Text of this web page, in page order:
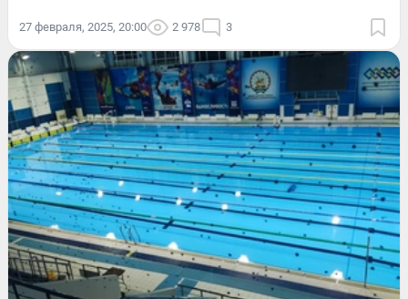
27 февраля, 2025, 20:00 2 978 3